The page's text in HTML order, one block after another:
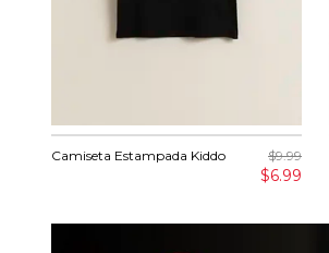
Camiseta Estampada Kiddo $9.99
$6.99